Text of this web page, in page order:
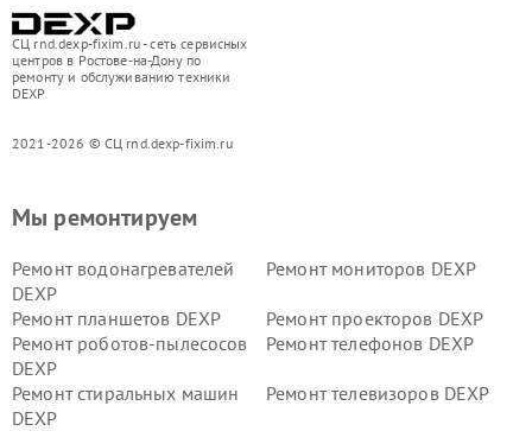
СЦ rnd.dexp-fixim.ru - сеть сервисных
центров в Ростове-на-Дону по
ремонту и обслуживанию техники
DEXP
2021-2026 © СЦ rnd.dexp-fixim.ru
Мы ремонтируем
Ремонт водонагревателей
DEXP
Ремонт мониторов DEXP
Ремонт планшетов DEXP
Ремонт проекторов DEXP
Ремонт роботов-пылесосов
DEXP
Ремонт телефонов DEXP
Ремонт стиральных машин
DEXP
Ремонт телевизоров DEXP